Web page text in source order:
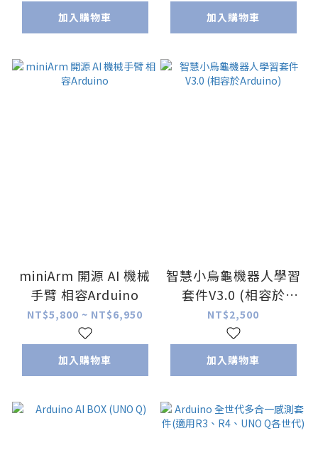
加入購物車 加入購物車
miniArm 開源 AI 機械
手臂 相容Arduino
NT$5,800 ~ NT$6,950
加入購物車
智慧小烏龜機器人學習
套件V3.0 (相容於
Arduino)
NT$2,500
加入購物車